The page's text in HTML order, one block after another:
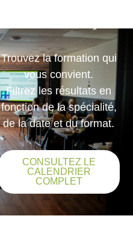
Trouvez la formation qui
vous convient.
Filtrezles résultats en
fonction de laspécialité,
de la dateetdu format.
CONSULTEZ LE
CALENDRIER
COMPLET